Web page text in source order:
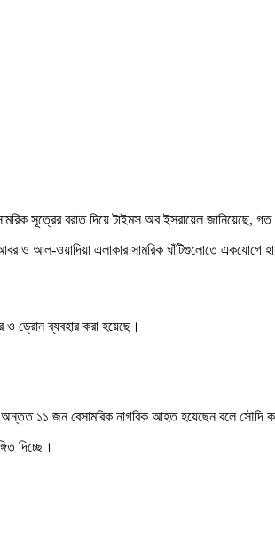
সূত্রের বরাত দিয়ে টাইমস অব ইসরায়েল জানিয়েছে, গত
ওয়াদিয়া এলাকার সামরিক ঘাঁটিগুলোতে একযোগে
ও ড্রোন ব্যবহার করা হয়েছে।
১১ জন বেসামরিক নাগরিক আহত হয়েছেন বলে সৌদি
দিচ্ছে।